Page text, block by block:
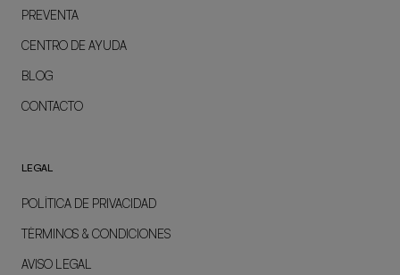
PREVENTA
CENTRO DE AYUDA
BLOG
CONTACTO
LEGAL
POLÍTICA DE PRIVACIDAD
TÉRMINOS & CONDICIONES
AVISO LEGAL